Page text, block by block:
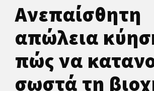
Ανεπαίσθητη
απώλεια
πώς να
σωστά τη